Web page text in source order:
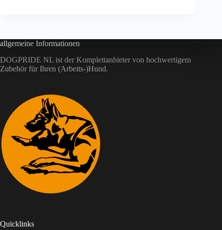
allgemeine Informationen
DOGPRIDE NL ist der Komplettanbieter von hochwertigem
Zubehör für Ihren (Arbeits-)Hund.
Quicklinks